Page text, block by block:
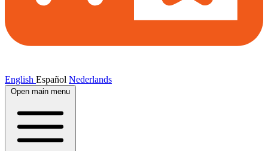
English Español Nederlands
Open main menu